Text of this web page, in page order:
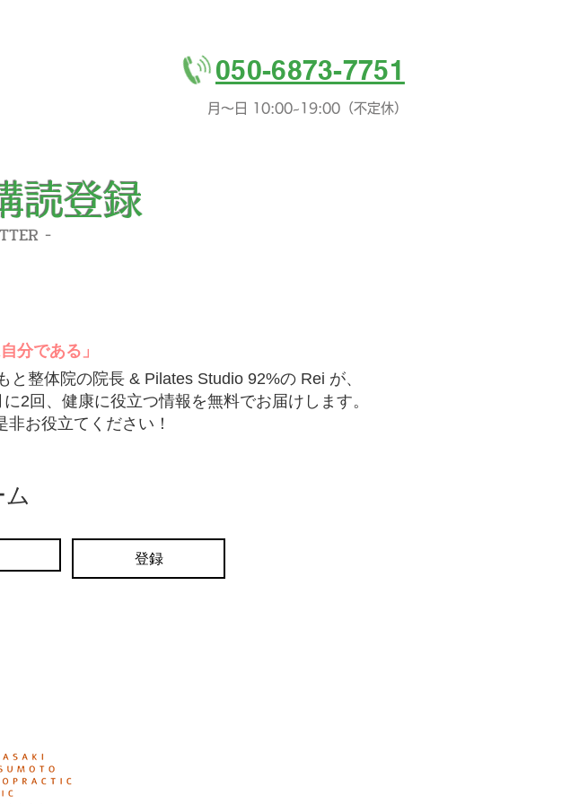
050-6873-7751
月〜日 10:00~19:00（不定休）
読登録​
-
分である」
整体院の院長 & Pilates Studio 92%の Rei が、
2回、健康に役立つ情報を無料でお届けします。
お役立てください！
登録